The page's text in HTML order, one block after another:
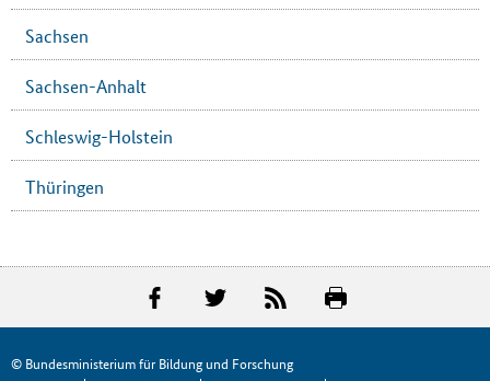
Sachsen
Sachsen-Anhalt
Schleswig-Holstein
Thüringen
© Bundesministerium für Bildung und Forschung